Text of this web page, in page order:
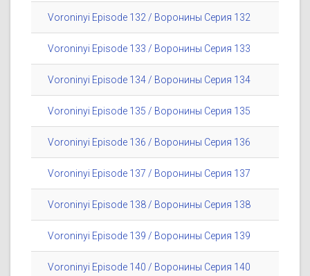
Voroninyi Episode 132 / Воронины Серия 132
Voroninyi Episode 133 / Воронины Серия 133
Voroninyi Episode 134 / Воронины Серия 134
Voroninyi Episode 135 / Воронины Серия 135
Voroninyi Episode 136 / Воронины Серия 136
Voroninyi Episode 137 / Воронины Серия 137
Voroninyi Episode 138 / Воронины Серия 138
Voroninyi Episode 139 / Воронины Серия 139
Voroninyi Episode 140 / Воронины Серия 140